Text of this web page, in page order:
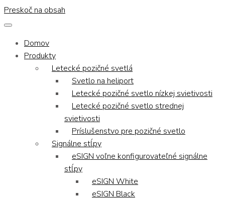
Preskoč na obsah
Domov
Produkty
Letecké pozičné svetlá
Svetlo na heliport
Letecké pozičné svetlo nízkej svietivosti
Letecké pozičné svetlo strednej
svietivosti
Príslušenstvo pre pozičné svetlo
Signálne stĺpy
eSIGN voľne konfigurovateľné signálne
stĺpy
eSIGN White
eSIGN Black